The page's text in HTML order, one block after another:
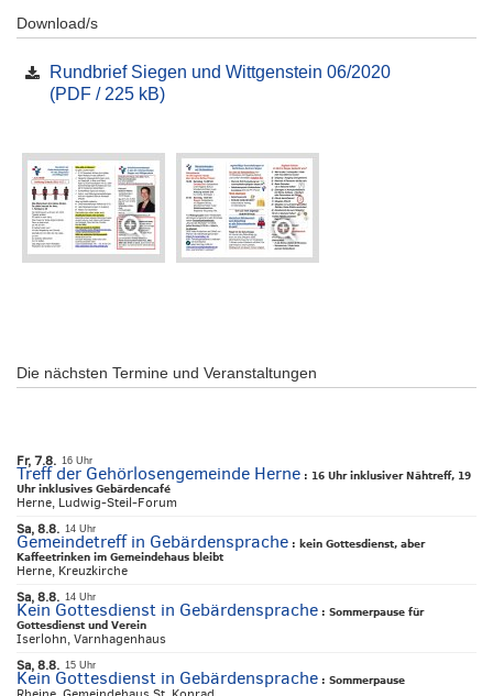
Download/s
Rundbrief Siegen und Wittgenstein 06/2020
(PDF / 225 kB)
Die nächsten Termine und Veranstaltungen
Fr, 7.8. 16 Uhr
Treff der Gehörlosengemeinde Herne : 16 Uhr inklusiver Nähtreff, 19
Uhr inklusives Gebärdencafé
Herne, Ludwig-Steil-Forum
Sa, 8.8. 14 Uhr
Gemeindetreff in Gebärdensprache : kein Gottesdienst, aber
Kaffeetrinken im Gemeindehaus bleibt
Herne, Kreuzkirche
Sa, 8.8. 14 Uhr
Kein Gottesdienst in Gebärdensprache : Sommerpause für
Gottesdienst und Verein
Iserlohn, Varnhagenhaus
Sa, 8.8. 15 Uhr
Kein Gottesdienst in Gebärdensprache : Sommerpause